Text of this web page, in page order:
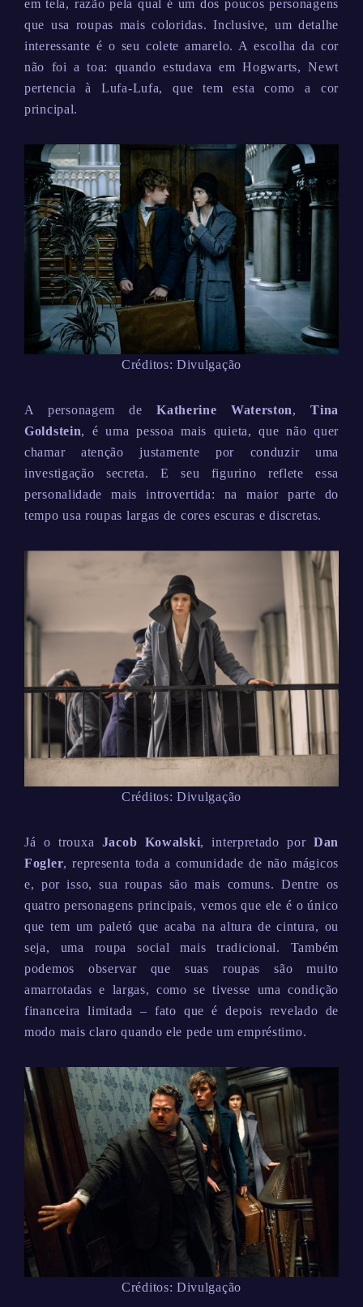
em tela, razão pela qual é um dos poucos personagens
que usa roupas mais coloridas. Inclusive, um detalhe
interessante é o seu colete amarelo. A escolha da cor
não foi a toa: quando estudava em Hogwarts, Newt
pertencia à Lufa-Lufa, que tem esta como a cor
principal.
Créditos: Divulgação
A personagem deKatherine Waterston,Tina
Goldstein, é uma pessoa mais quieta, que não quer
chamar atenção justamente por conduzir uma
investigação secreta. E seu figurino reflete essa
personalidade mais introvertida: na maior parte do
tempo usa roupas largas de cores escuras e discretas.
Créditos: Divulgação
Já o trouxa Jacob Kowalski, interpretado por Dan
Fogler, representa toda a comunidade de não mágicos
e, por isso, sua roupas são mais comuns. Dentre os
quatro personagens principais, vemos que ele é o único
que tem um paletó que acaba na altura de cintura, ou
seja, uma roupa social mais tradicional. Também
podemos observar que suas roupas são muito
amarrotadas e largas, como se tivesse uma condição
financeira limitada – fato que é depois revelado de
modo mais claro quando ele pede um empréstimo.
Créditos: Divulgação